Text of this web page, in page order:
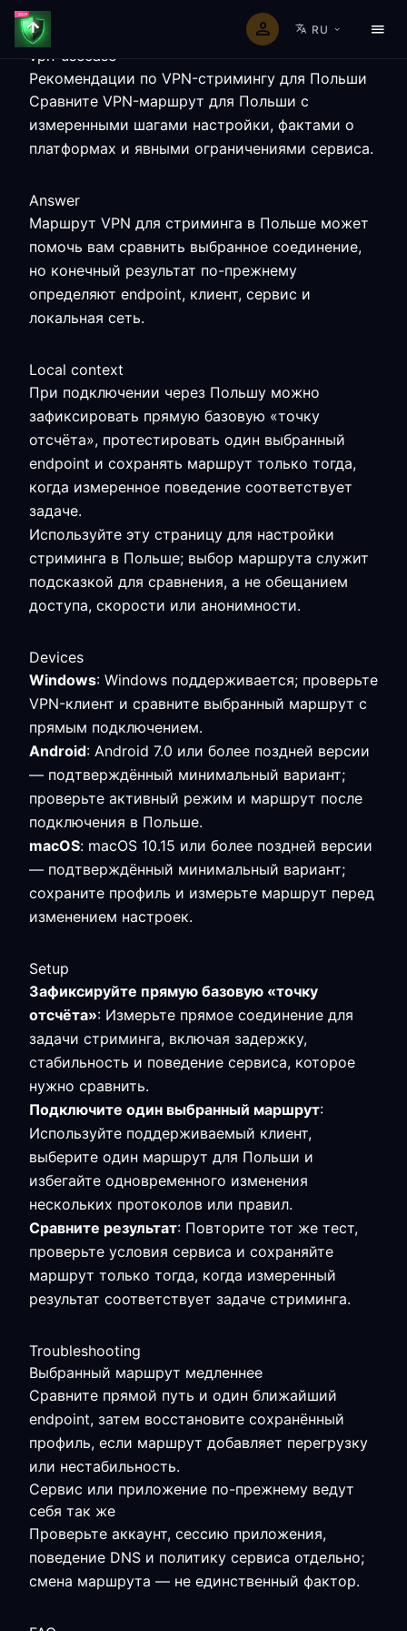
RU
vpn-usecase
Рекомендации по VPN-стримингу для Польши
Сравните VPN-маршрут для Польши с
измеренными шагами настройки, фактами о
платформах и явными ограничениями сервиса.
Answer
Маршрут VPN для стриминга в Польше может
помочь вам сравнить выбранное соединение,
но конечный результат по-прежнему
определяют endpoint, клиент, сервис и
локальная сеть.
Local context
При подключении через Польшу можно
зафиксировать прямую базовую «точку
отсчёта», протестировать один выбранный
endpoint и сохранять маршрут только тогда,
когда измеренное поведение соответствует
задаче.
Используйте эту страницу для настройки
стриминга в Польше; выбор маршрута служит
подсказкой для сравнения, а не обещанием
доступа, скорости или анонимности.
Devices
Windows: Windows поддерживается; проверьте
VPN-клиент и сравните выбранный маршрут с
прямым подключением.
Android: Android 7.0 или более поздней версии
— подтверждённый минимальный вариант;
проверьте активный режим и маршрут после
подключения в Польше.
macOS: macOS 10.15 или более поздней версии
— подтверждённый минимальный вариант;
сохраните профиль и измерьте маршрут перед
изменением настроек.
Setup
Зафиксируйте прямую базовую «точку
отсчёта»: Измерьте прямое соединение для
задачи стриминга, включая задержку,
стабильность и поведение сервиса, которое
нужно сравнить.
Подключите один выбранный маршрут:
Используйте поддерживаемый клиент,
выберите один маршрут для Польши и
избегайте одновременного изменения
нескольких протоколов или правил.
Сравните результат: Повторите тот же тест,
проверьте условия сервиса и сохраняйте
маршрут только тогда, когда измеренный
результат соответствует задаче стриминга.
Troubleshooting
Выбранный маршрут медленнее
Сравните прямой путь и один ближайший
endpoint, затем восстановите сохранённый
профиль, если маршрут добавляет перегрузку
или нестабильность.
Сервис или приложение по-прежнему ведут
себя так же
Проверьте аккаунт, сессию приложения,
поведение DNS и политику сервиса отдельно;
смена маршрута — не единственный фактор.